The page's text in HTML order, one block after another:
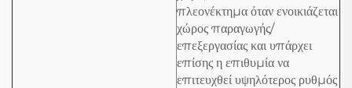
πλεονέκτημα όταν ενοικιάζεται
χώρος παραγωγής/
επεξεργασίας και υπάρχει
επίσης η επιθυμία να
επιτευχθεί υψηλότερος ρυθμός